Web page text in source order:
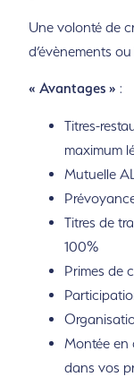
Une volonté de
d’évènements
« Avantages » :
Titres-
maximum
Mutuelle
Titres de
100%
Primes de
Montée en
dans vos